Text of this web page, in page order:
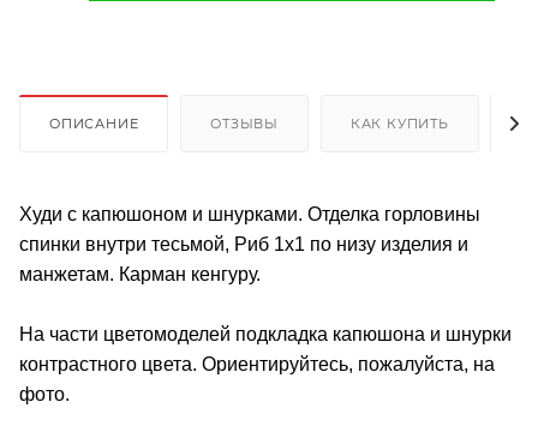
ОПИСАНИЕ ОТЗЫВЫ КАК КУПИТЬ
Худи с капюшоном и шнурками. Отделка горловины
спинки внутри тесьмой, Риб 1х1 по низу изделия и
манжетам. Карман кенгуру.
На части цветомоделей подкладка капюшона и шнурки
контрастного цвета. Ориентируйтесь, пожалуйста, на
фото.